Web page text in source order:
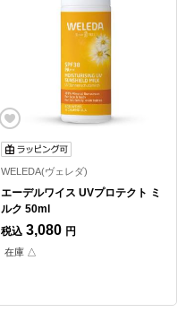
WELEDA(ヴェレダ)
エーデルワイス UVプロテクト ミ
ルク 50ml
税込 3,080 円
在庫 △